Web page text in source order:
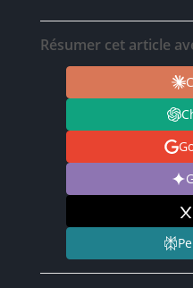
Résumer cet article